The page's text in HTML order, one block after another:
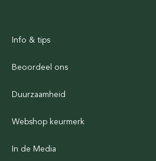
Info & tips
Beoordeel ons
Duurzaamheid
Webshop keurmerk
In de Media